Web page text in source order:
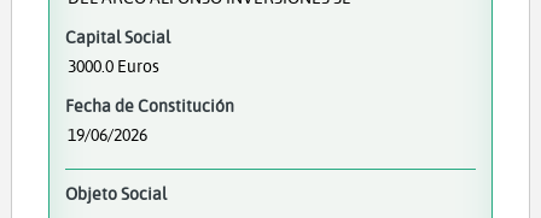
Capital Social
3000.0 Euros
Fecha de Constitución
19/06/2026
Objeto Social